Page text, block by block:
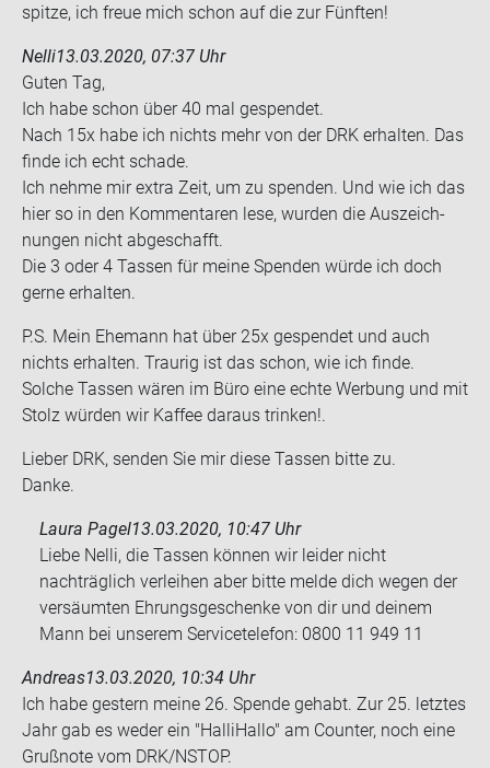
spit­ze, ich freue mich schon auf die zur Fünf­ten!
Nelli13.03.2020, 07:37 Uhr
Guten Tag,
Ich habe schon über 40 mal ge­spen­det.
Nach 15x habe ich nichts mehr von der DRK er­hal­ten. Das
finde ich echt scha­de.
Ich nehme mir extra Zeit, um zu spen­den. Und wie ich das
hier so in den Kom­men­ta­ren lese, wur­den die Aus­zeich­
nun­gen nicht ab­ge­schafft.
Die 3 oder 4 Tas­sen für meine Spen­den würde ich doch
gerne er­hal­ten.
P.S. Mein Ehe­mann hat über 25x ge­spen­det und auch
nichts er­hal­ten. Trau­rig ist das schon, wie ich finde.
Sol­che Tas­sen wären im Büro eine echte Wer­bung und mit
Stolz wür­den wir Kaf­fee dar­aus trin­ken!.
Lie­ber DRK, sen­den Sie mir diese Tas­sen bitte zu.
Danke.
Laura Pagel13.03.2020, 10:47 Uhr
Liebe Nelli, die Tassen können wir leider nicht
nachträglich verleihen aber bitte melde dich wegen der
versäumten Ehrungsgeschenke von dir und deinem
Mann bei unserem Servicetelefon: 0800 11 949 11
Andreas13.03.2020, 10:34 Uhr
Ich habe ges­tern meine 26. Spen­de ge­habt. Zur 25. letz­tes
Jahr gab es weder ein "Hal­li­Hal­lo" am Coun­ter, noch eine
Gruß­no­te vom DRK/NSTOP.